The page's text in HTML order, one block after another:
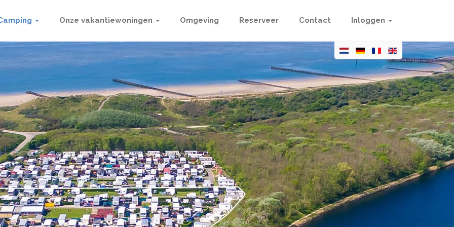
Onze vakantiewoningen Omgeving Reserveer Contact Inloggen